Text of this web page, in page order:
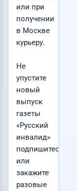
или при
получении
в Москве
курьеру.
Не
упустите
новый
выпуск
газеты
«Русский
инвалид»
подпишитесь
или
закажите
разовые